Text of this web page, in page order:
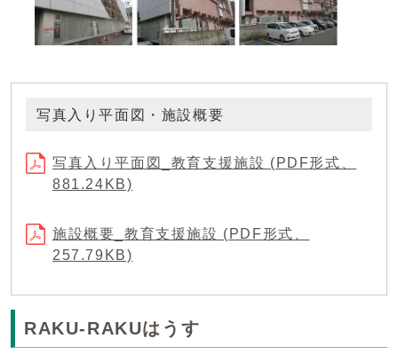
写真入り平面図・施設概要
写真入り平面図_教育支援施設 (PDF形式、
881.24KB)
施設概要_教育支援施設 (PDF形式、
257.79KB)
RAKU-RAKUはうす